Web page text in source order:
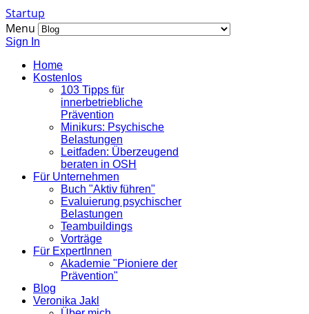
Startup
Menu
Sign In
Home
Kostenlos
103 Tipps für
innerbetriebliche
Prävention
Minikurs: Psychische
Belastungen
Leitfaden: Überzeugend
beraten in OSH
Für Unternehmen
Buch "Aktiv führen"
Evaluierung psychischer
Belastungen
Teambuildings
Vorträge
Für ExpertInnen
Akademie "Pioniere der
Prävention"
Blog
Veronika Jakl